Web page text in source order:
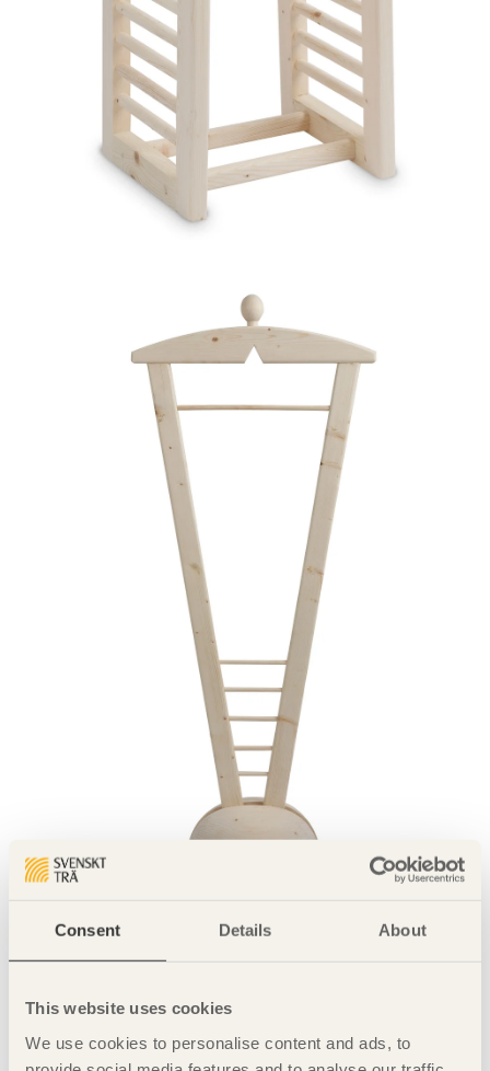
Consent Details About
This website uses cookies
We use cookies to personalise content and ads, to
Dela denna sida: